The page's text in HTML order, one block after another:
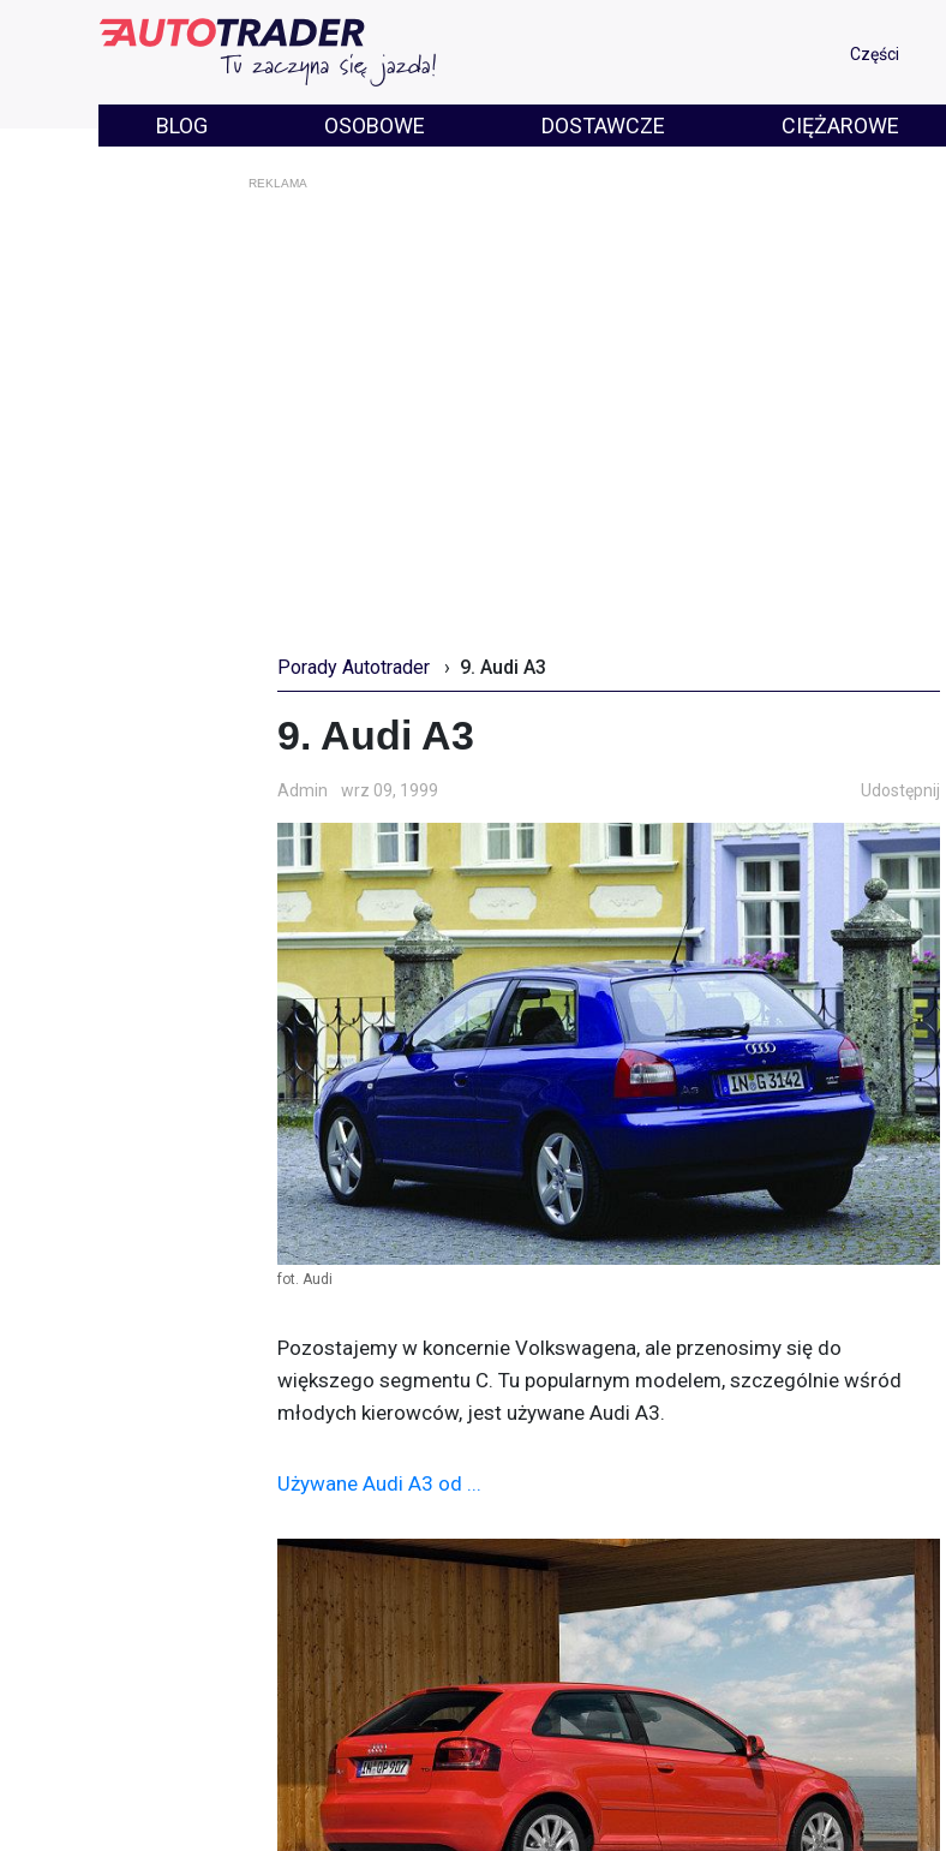
Części
BLOG OSOBOWE DOSTAWCZE CIĘŻAROWE
REKLAMA
Porady Autotrader › 9. Audi A3
9. Audi A3
Admin wrz 09, 1999 Udostępnij
fot. Audi
Pozostajemy w koncernie Volkswagena, ale przenosimy się do
większego segmentu C. Tu popularnym modelem, szczególnie wśród
młodych kierowców, jest używane Audi A3.
Używane Audi A3 od ...